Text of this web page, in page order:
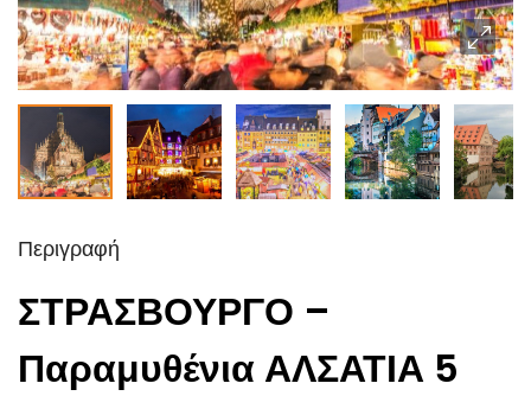
Περιγραφή
ΣΤΡΑΣΒΟΥΡΓΟ –
Παραμυθένια ΑΛΣΑΤΙΑ 5